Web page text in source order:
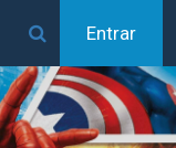
Entrar